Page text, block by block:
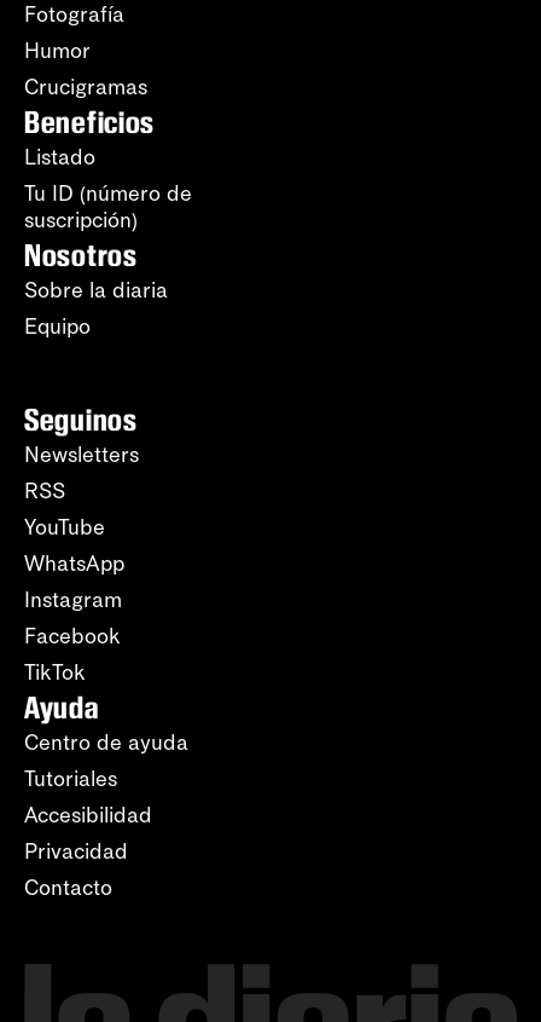
Fotografía
Humor
Crucigramas
Beneficios
Listado
Tu ID (número de
suscripción)
Nosotros
Sobre la diaria
Equipo
Seguinos
Newsletters
RSS
YouTube
WhatsApp
Instagram
Facebook
TikTok
Ayuda
Centro de ayuda
Tutoriales
Accesibilidad
Privacidad
Contacto